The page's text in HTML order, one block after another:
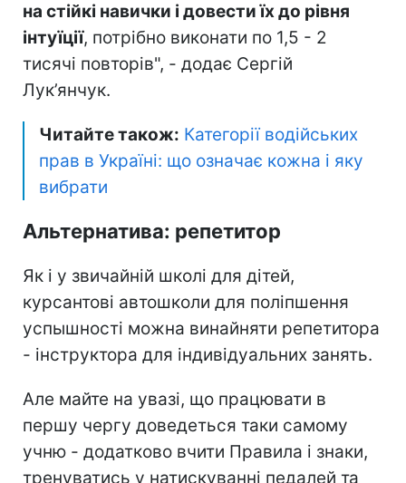
на стійкі навички і довести їх до рівня
інтуїції, потрібно виконати по 1,5 - 2
тисячі повторів", - додає Сергій
Лук’янчук.
Читайте також: Категорії водійських
прав в Україні: що означає кожна і яку
вибрати
Альтернатива: репетитор
Як і у звичайній школі для дітей,
курсантові автошколи для поліпшення
успышності можна винайняти репетитора
- інструктора для індивідуальних занять.
Але майте на увазі, що працювати в
першу чергу доведеться таки самому
учню - додатково вчити Правила і знаки,
тренуватись у натискуванні педалей та